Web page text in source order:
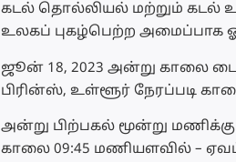
கடல் தொல்லியல் மற்றும் கடல்
உலகப் புகழ்பெற்ற அமைப்பாக
ஜூன் 18, 2023 அன்று காலை
பிரின்ஸ், உள்ளூர் நேரப்படி
அன்று பிற்பகல் மூன்று மணிக்கு
காலை 09:45 மணியளவில் –